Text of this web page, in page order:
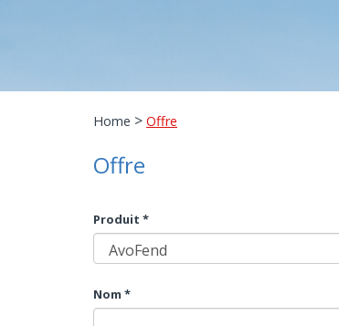
Home > Offre
Offre
Produit *
Nom *